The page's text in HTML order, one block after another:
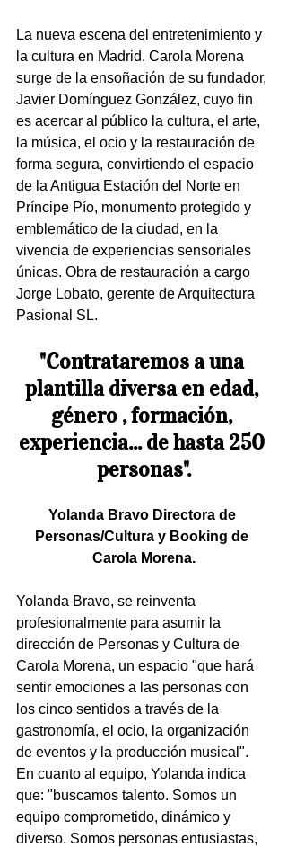
La nueva escena del entretenimiento y
la cultura en Madrid. Carola Morena
surge de la ensoñación de su fundador,
Javier Domínguez González, cuyo fin
es acercar al público la cultura, el arte,
la música, el ocio y la restauración de
forma segura, convirtiendo el espacio
de la Antigua Estación del Norte en
Príncipe Pío, monumento protegido y
emblemático de la ciudad, en la
vivencia de experiencias sensoriales
únicas. Obra de restauración a cargo
Jorge Lobato, gerente de Arquitectura
Pasional SL.
"Contrataremos a una
plantilla diversa en edad,
género , formación,
experiencia... de hasta 250
personas".
Yolanda Bravo Directora de
Personas/Cultura y Booking de
Carola Morena.
Yolanda Bravo, se reinventa
profesionalmente para asumir la
dirección de Personas y Cultura de
Carola Morena, un espacio "que hará
sentir emociones a las personas con
los cinco sentidos a través de la
gastronomía, el ocio, la organización
de eventos y la producción musical".
En cuanto al equipo, Yolanda indica
que: "buscamos talento. Somos un
equipo comprometido, dinámico y
diverso. Somos personas entusiastas,